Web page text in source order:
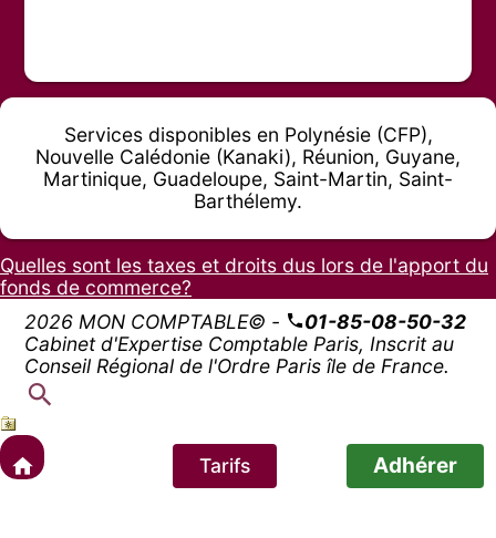
Services disponibles en Polynésie (CFP),
Nouvelle Calédonie (Kanaki), Réunion, Guyane,
Martinique, Guadeloupe, Saint-Martin, Saint-
Barthélemy.
Quelles sont les taxes et droits dus lors de l'apport du
fonds de commerce?
2026 MON COMPTABLE© -
01-85-08-50-32
Cabinet d'Expertise Comptable Paris, Inscrit au
Conseil Régional de l'Ordre Paris île de France.
Tarifs Adhérer